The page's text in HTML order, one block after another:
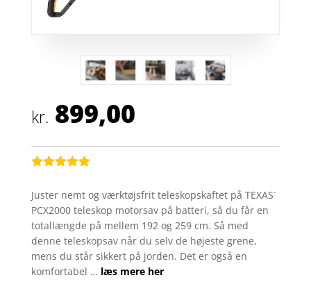
kr. 899,00
af 5
baseret på
kundebedøm
melser
Juster nemt og værktøjsfrit teleskopskaftet på TEXAS´
PCX2000 teleskop motorsav på batteri, så du får en
totallængde på mellem 192 og 259 cm. Så med
denne teleskopsav når du selv de højeste grene,
mens du står sikkert på jorden. Det er også en
komfortabel … læs mere her